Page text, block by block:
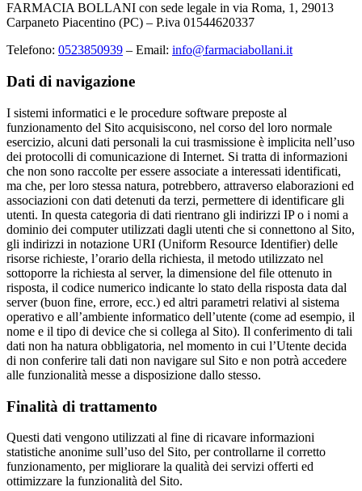
FARMACIA BOLLANI con sede legale in via Roma, 1, 29013
Carpaneto Piacentino (PC) – P.iva 01544620337
Telefono: 0523850939 – Email: info@farmaciabollani.it
Dati di navigazione
I sistemi informatici e le procedure software preposte al
funzionamento del Sito acquisiscono, nel corso del loro normale
esercizio, alcuni dati personali la cui trasmissione è implicita nell’uso
dei protocolli di comunicazione di Internet. Si tratta di informazioni
che non sono raccolte per essere associate a interessati identificati,
ma che, per loro stessa natura, potrebbero, attraverso elaborazioni ed
associazioni con dati detenuti da terzi, permettere di identificare gli
utenti. In questa categoria di dati rientrano gli indirizzi IP o i nomi a
dominio dei computer utilizzati dagli utenti che si connettono al Sito,
gli indirizzi in notazione URI (Uniform Resource Identifier) delle
risorse richieste, l’orario della richiesta, il metodo utilizzato nel
sottoporre la richiesta al server, la dimensione del file ottenuto in
risposta, il codice numerico indicante lo stato della risposta data dal
server (buon fine, errore, ecc.) ed altri parametri relativi al sistema
operativo e all’ambiente informatico dell’utente (come ad esempio, il
nome e il tipo di device che si collega al Sito). Il conferimento di tali
dati non ha natura obbligatoria, nel momento in cui l’Utente decida
di non conferire tali dati non navigare sul Sito e non potrà accedere
alle funzionalità messe a disposizione dallo stesso.
Finalità di trattamento
Questi dati vengono utilizzati al fine di ricavare informazioni
statistiche anonime sull’uso del Sito, per controllarne il corretto
funzionamento, per migliorare la qualità dei servizi offerti ed
ottimizzare la funzionalità del Sito.